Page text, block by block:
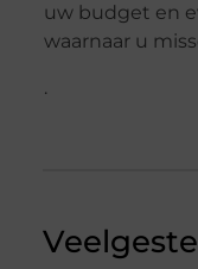
uw budget en
waarnaar u
.